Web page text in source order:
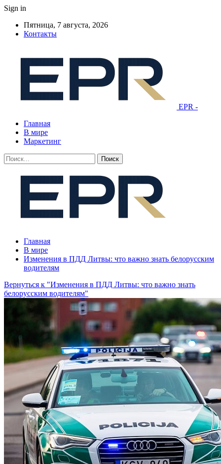
Sign in
Пятница, 7 августа, 2026
Контакты
EPR -
Главная
В мире
Маркетинг
Главная
В мире
Изменения в ПДД Литвы: что важно знать белорусским
водителям
Вернуться к "Изменения в ПДД Литвы: что важно знать
белорусским водителям"